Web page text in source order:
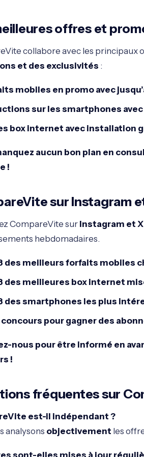
offres et
collabore avec les principaux
et des exclusivités :
mobiles en promo avec
sur les smartphones
box internet avec installation
aucun bon plan en
!
sur Instagram
CompareVite sur Instagram et
hebdomadaires.
des meilleurs forfaits mobiles
des meilleures box internet
des smartphones les plus
concours pour gagner des
nous pour être informé en
!
fréquentes sur
est-il indépendant ?
analysons objectivement les